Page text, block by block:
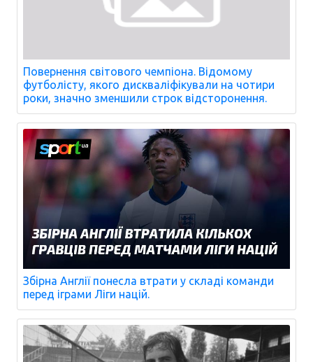
Повернення світового чемпіона. Відомому
футболісту, якого дискваліфікували на чотири
роки, значно зменшили строк відсторонення.
Збірна Англії понесла втрати у складі команди
перед іграми Ліги націй.